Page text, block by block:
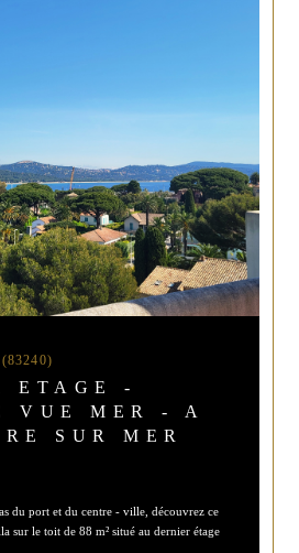
(83240)
ETAGE -
VUE MER - A
SUR MER
du port et du centre - ville, découvrez ce
sur le toit de 88 m² situé au dernier étage